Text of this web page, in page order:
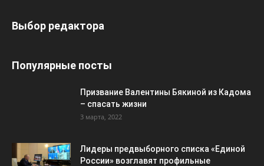
Выбор редактора
Популярные посты
Призвание Валентины Бякиной из Кадома
– спасать жизни
3 марта, 2022
Лидеры предвыборного списка «Единой
России» возглавят профильные